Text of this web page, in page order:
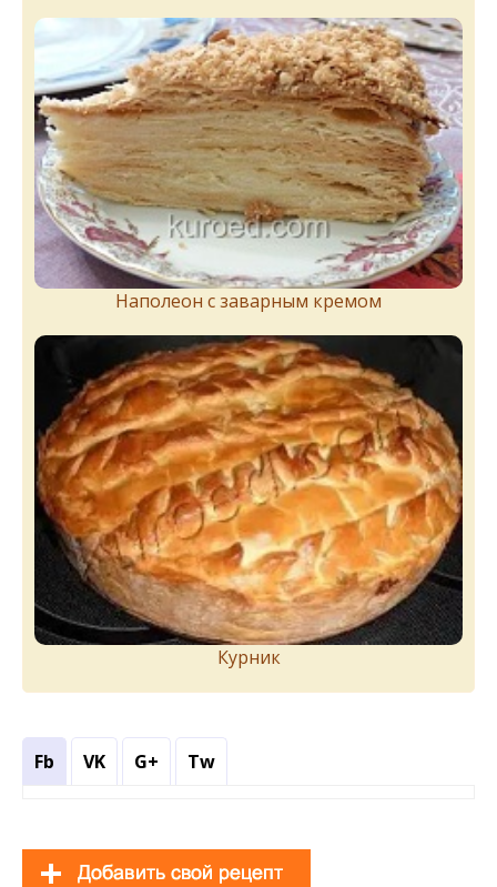
Наполеон с заварным кремом
Курник
Fb VK G+ Tw